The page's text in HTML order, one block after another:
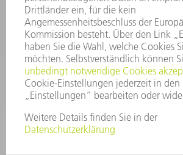
+43722160396550
Mo - Do: 08:00 -17:30 Uhr
Fr: 08:00 -16:30 Uhr
ersatzteile@at.trumpf.com